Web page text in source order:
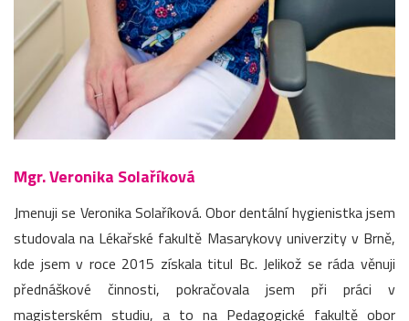
Mgr. Veronika Solaříková
Jmenuji se Veronika Solaříková. Obor dentální hygienistka jsem
studovala na Lékařské fakultě Masarykovy univerzity v Brně,
kde jsem v roce 2015 získala titul Bc. Jelikož se ráda věnuji
přednáškové činnosti, pokračovala jsem při práci v
magisterském studiu, a to na Pedagogické fakultě obor